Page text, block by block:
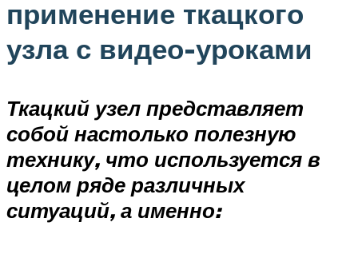
применение ткацкого
узла с видео-уроками
Ткацкий узел представляет
собой настолько полезную
технику, что используется в
целом ряде различных
ситуаций, а именно: